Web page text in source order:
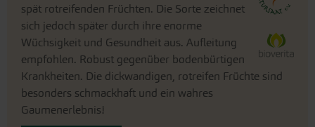
spät rotreifenden Früchten. Die Sorte zeichnet
sich jedoch später durch ihre enorme
Wüchsigkeit und Gesundheit aus. Aufleitung
empfohlen. Robust gegenüber bodenbürtigen
Krankheiten. Die dickwandigen, rotreifen Früchte sind
besonders schmackhaft und ein wahres
Gaumenerlebnis!